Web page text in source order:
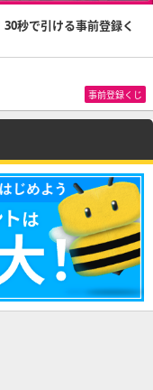
秒で引ける事前登録く
事前登録くじ